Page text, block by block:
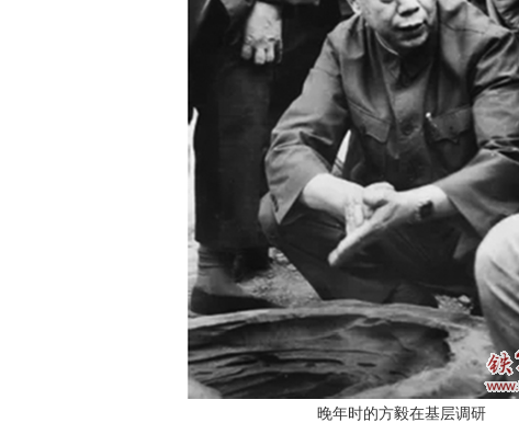
晚年时的方毅在基层调研